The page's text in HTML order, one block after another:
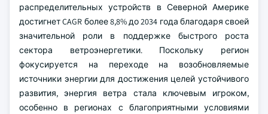
распределительных устройств в Северной Америке
достигнет CAGR более 8,8% до 2034 года благодаря своей
значительной роли в поддержке быстрого роста
сектора ветроэнергетики. Поскольку регион
фокусируется на переходе на возобновляемые
источники энергии для достижения целей устойчивого
развития, энергия ветра стала ключевым игроком,
особенно в регионах с благоприятными условиями